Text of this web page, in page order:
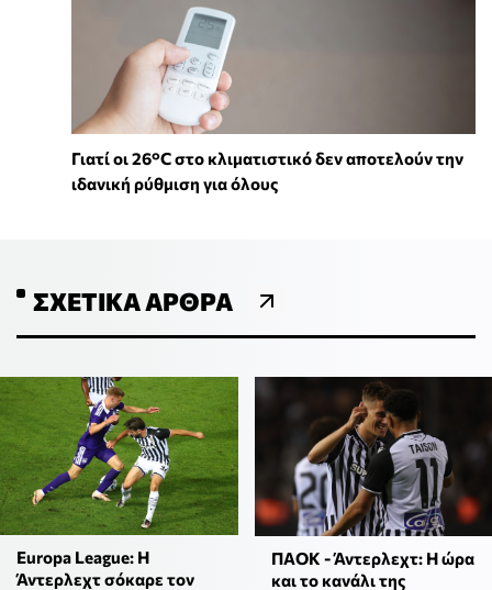
Γιατί οι 26°C στο κλιματιστικό δεν αποτελούν την
ιδανική ρύθμιση για όλους
ΣΧΕΤΙΚΆ ΆΡΘΡΑ
Europa League: Η
Άντερλεχτ σόκαρε τον
ΠΑΟΚ - Άντερλεχτ: Η ώρα
και το κανάλι της